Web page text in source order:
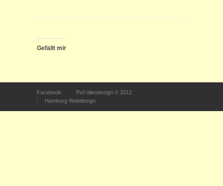
Gefällt mir
Facebook
PsFoliendesign © 2012
Hamburg Webdesign